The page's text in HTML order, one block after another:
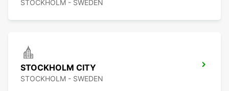
STOCKHOLM - SWEDEN
STOCKHOLM CITY
STOCKHOLM - SWEDEN